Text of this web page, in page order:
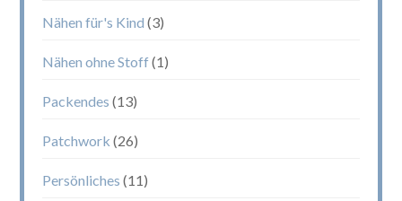
Nähen für's Kind (3)
Nähen ohne Stoff (1)
Packendes (13)
Patchwork (26)
Persönliches (11)